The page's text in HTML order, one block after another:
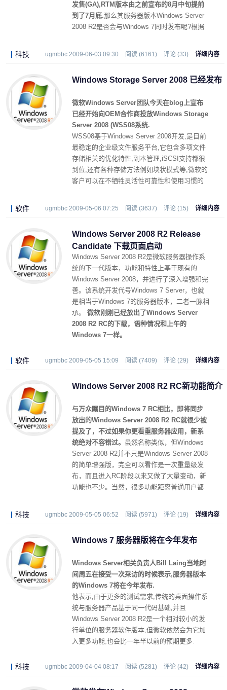
发售(GA),RTM版本由之前宣布的8月中旬提前
到了7月底.那么其服务器版本Windows Server
2008 R2是否会与Windows 7同时发布呢?根据
科技 ugmbbc 2009-06-03 09:30 阅读 (6161) 评论 (33) 详细内容
Windows Storage Server 2008 已经发布
微软Windows Server团队今天在blog上宣布
已经开始向OEM合作商投放Windows Storage
Server 2008 (WSS08系统.
WSS08基于Windows Server 2008开发,是目前
最稳定的企业级文件服务平台,它包含多项文件
存储相关的优化特性,副本管理,iSCSI支持都很
到位,还有各种存储方法例如块状模式等,微软的
客户可以在不牺牲灵活性可靠性和使用习惯的
软件 ugmbbc 2009-05-06 07:25 阅读 (3637) 评论 (15) 详细内容
Windows Server 2008 R2 Release
Candidate 下载页面启动
Windows Server 2008 R2是微软服务器操作系
统的下一代版本，功能和特性上基于现有的
Windows Server 2008，并进行了深入增强和完
善。该系统开发代号Windows 7 Server，也就
是相当于Windows 7的服务器版本，二者一脉相
承。 微软刚刚已经放出了Windows Server
2008 R2 RC的下载，语种情况和上午的
Windows 7一样。
软件 ugmbbc 2009-05-05 15:09 阅读 (7409) 评论 (29) 详细内容
Windows Server 2008 R2 RC新功能简介
与万众瞩目的Windows 7 RC相比，即将同步
放出的Windows Server 2008 R2 RC就很少被
提及了，不过如果你更看重服务器应用，新系
统绝对不容错过。 虽然名称类似，但Windows
Server 2008 R2并不只是Windows Server 2008
的简单增强版，完全可以看作是一次重量级发
布，而且进入RC阶段以来又做了大量变动，新
功能也不少。当然，很多功能距离普通用户都
科技 ugmbbc 2009-05-05 06:52 阅读 (5971) 评论 (19) 详细内容
Windows 7 服务器版将在今年发布
Windows Server相关负责人Bill Laing当地时
间周五在接受一次采访的时候表示,服务器版本
的Windows 7将在今年发布.
他表示,由于更多的测试需求,传统的桌面操作系
统与服务器产品基于同一代码基础,并且
Windows Server 2008 R2是一个相对较小的发
行单位的服务器软件版本,但微软依然会为它加
入更多功能,也会比一年半以前的预期更多.
科技 ugmbbc 2009-04-04 08:17 阅读 (5281) 评论 (42) 详细内容